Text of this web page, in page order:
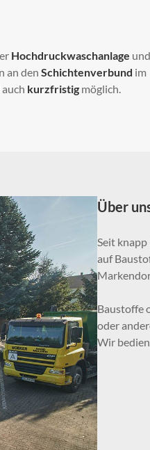
Hochdruckwaschanlage und
an den Schichtenverbund im
kurzfristig möglich.
Über
Seit
auf
Baustoffe
oder
Wir